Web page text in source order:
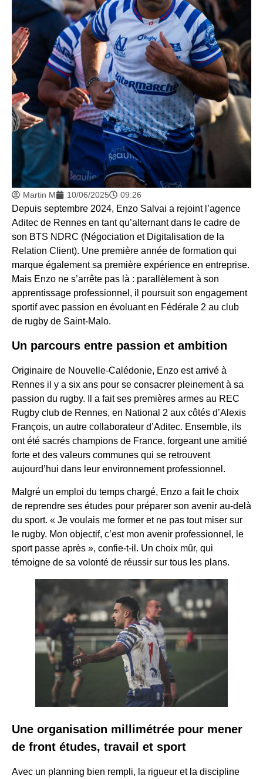
Martin M 10/06/2025 09:26
Depuis septembre 2024, Enzo Salvai a rejoint l’agence
Aditec de Rennes en tant qu’alternant dans le cadre de
son BTS NDRC (Négociation et Digitalisation de la
Relation Client). Une première année de formation qui
marque également sa première expérience en entreprise.
Mais Enzo ne s’arrête pas là : parallèlement à son
apprentissage professionnel, il poursuit son engagement
sportif avec passion en évoluant en Fédérale 2 au club
de rugby de Saint-Malo.
Un parcours entre passion et ambition
Originaire de Nouvelle-Calédonie, Enzo est arrivé à
Rennes il y a six ans pour se consacrer pleinement à sa
passion du rugby. Il a fait ses premières armes au REC
Rugby club de Rennes, en National 2 aux côtés d’Alexis
François, un autre collaborateur d’Aditec. Ensemble, ils
ont été sacrés champions de France, forgeant une amitié
forte et des valeurs communes qui se retrouvent
aujourd’hui dans leur environnement professionnel.
Malgré un emploi du temps chargé, Enzo a fait le choix
de reprendre ses études pour préparer son avenir au-delà
du sport. « Je voulais me former et ne pas tout miser sur
le rugby. Mon objectif, c’est mon avenir professionnel, le
sport passe après », confie-t-il. Un choix mûr, qui
témoigne de sa volonté de réussir sur tous les plans.
Une organisation millimétrée pour mener
de front études, travail et sport
Avec un planning bien rempli, la rigueur et la discipline